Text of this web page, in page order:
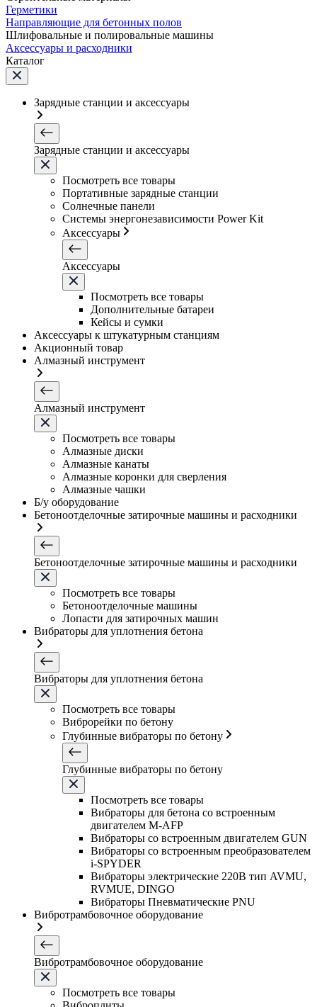
Герметики
Направляющие для бетонных полов
Шлифовальные и полировальные машины
Аксессуары и расходники
Каталог
Зарядные станции и аксессуары
Зарядные станции и аксессуары
Посмотреть все товары
Портативные зарядные станции
Солнечные панели
Системы энергонезависимости Power Kit
Аксессуары
Аксессуары
Посмотреть все товары
Дополнительные батареи
Кейсы и сумки
Аксессуары к штукатурным станциям
Акционный товар
Алмазный инструмент
Алмазный инструмент
Посмотреть все товары
Алмазные диски
Алмазные канаты
Алмазные коронки для сверления
Алмазные чашки
Б/у оборудование
Бетоноотделочные затирочные машины и расходники
Бетоноотделочные затирочные машины и расходники
Посмотреть все товары
Бетоноотделочные машины
Лопасти для затирочных машин
Вибраторы для уплотнения бетона
Вибраторы для уплотнения бетона
Посмотреть все товары
Виброрейки по бетону
Глубинные вибраторы по бетону
Глубинные вибраторы по бетону
Посмотреть все товары
Вибраторы для бетона со встроенным
двигателем M-AFP
Вибраторы со встроенным двигателем GUN
Вибраторы со встроенным преобразователем
i-SPYDER
Вибраторы электрические 220B тип AVMU,
RVMUE, DINGO
Вибраторы Пневматические PNU
Вибротрамбовочное оборудование
Вибротрамбовочное оборудование
Посмотреть все товары